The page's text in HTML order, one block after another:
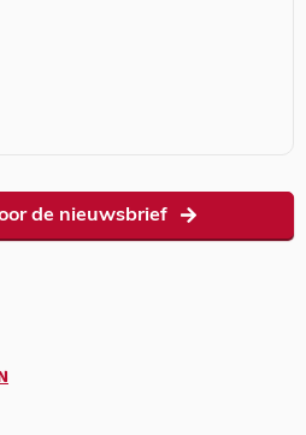
de nieuwsbrief